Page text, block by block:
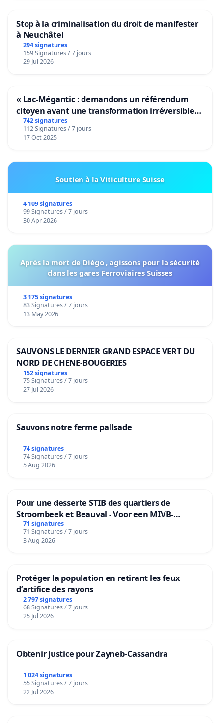
Stop à la criminalisation du droit de manifester
à Neuchâtel
294 signatures
159 Signatures / 7 jours
29 Jul 2026
« Lac-Mégantic : demandons un référendum
citoyen avant une transformation irréversible
de notre territoire »
742 signatures
112 Signatures / 7 jours
17 Oct 2025
Soutien à la Viticulture Suisse
4 109 signatures
99 Signatures / 7 jours
30 Apr 2026
Après la mort de Diégo , agissons pour la sécurité
dans les gares Ferroviaires Suisses
3 175 signatures
83 Signatures / 7 jours
13 May 2026
SAUVONS LE DERNIER GRAND ESPACE VERT DU
NORD DE CHENE-BOUGERIES
152 signatures
75 Signatures / 7 jours
27 Jul 2026
Sauvons notre ferme pallsade
74 signatures
74 Signatures / 7 jours
5 Aug 2026
Pour une desserte STIB des quartiers de
Stroombeek et Beauval - Voor een MIVB-
bediening van de wijken Strombeek en Het
Voor
71 signatures
71 Signatures / 7 jours
3 Aug 2026
Protéger la population en retirant les feux
d’artifice des rayons
2 797 signatures
68 Signatures / 7 jours
25 Jul 2026
Obtenir justice pour Zayneb-Cassandra
1 024 signatures
55 Signatures / 7 jours
22 Jul 2026